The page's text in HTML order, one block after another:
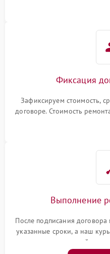
Фиксация
Зафиксируем стоимость,
договоре. Стоимость
Выполнение
После подписания
указанные сроки, а наш
гарантийным